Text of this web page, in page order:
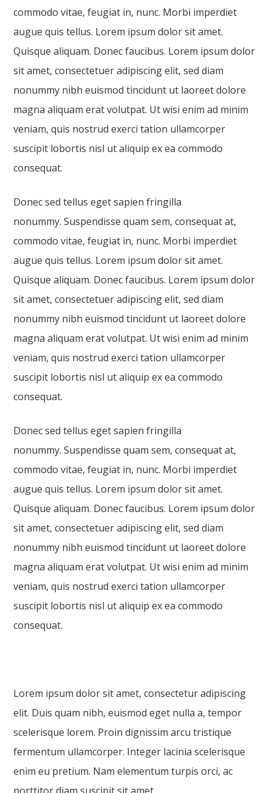
commodo vitae, feugiat in, nunc. Morbi imperdiet
augue quis tellus. Lorem ipsum dolor sit amet.
Quisque aliquam. Donec faucibus. Lorem ipsum dolor
sit amet, consectetuer adipiscing elit, sed diam
nonummy nibh euismod tincidunt ut laoreet dolore
magna aliquam erat volutpat. Ut wisi enim ad minim
veniam, quis nostrud exerci tation ullamcorper
suscipit lobortis nisl ut aliquip ex ea commodo
consequat.
Donec sed tellus eget sapien fringilla
nonummy. Suspendisse quam sem, consequat at,
commodo vitae, feugiat in, nunc. Morbi imperdiet
augue quis tellus. Lorem ipsum dolor sit amet.
Quisque aliquam. Donec faucibus. Lorem ipsum dolor
sit amet, consectetuer adipiscing elit, sed diam
nonummy nibh euismod tincidunt ut laoreet dolore
magna aliquam erat volutpat. Ut wisi enim ad minim
veniam, quis nostrud exerci tation ullamcorper
suscipit lobortis nisl ut aliquip ex ea commodo
consequat.
Donec sed tellus eget sapien fringilla
nonummy. Suspendisse quam sem, consequat at,
commodo vitae, feugiat in, nunc. Morbi imperdiet
augue quis tellus. Lorem ipsum dolor sit amet.
Quisque aliquam. Donec faucibus. Lorem ipsum dolor
sit amet, consectetuer adipiscing elit, sed diam
nonummy nibh euismod tincidunt ut laoreet dolore
magna aliquam erat volutpat. Ut wisi enim ad minim
veniam, quis nostrud exerci tation ullamcorper
suscipit lobortis nisl ut aliquip ex ea commodo
consequat.
Lorem ipsum dolor sit amet, consectetur adipiscing
elit. Duis quam nibh, euismod eget nulla a, tempor
scelerisque lorem. Proin dignissim arcu tristique
fermentum ullamcorper. Integer lacinia scelerisque
enim eu pretium. Nam elementum turpis orci, ac